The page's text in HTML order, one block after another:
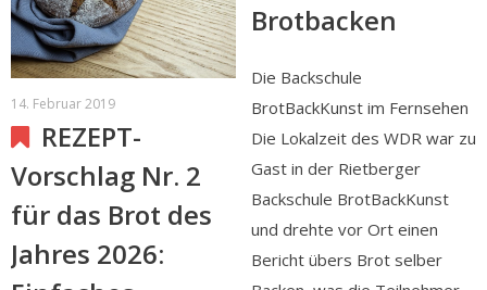
14. Februar 2019
REZEPT-
Vorschlag Nr. 2
für das Brot des
Jahres 2026:
Brotbacken
Die Backschule
BrotBackKunst im Fernsehen
Die Lokalzeit des WDR war zu
Gast in der Rietberger
Backschule BrotBackKunst
und drehte vor Ort einen
Bericht übers Brot selber